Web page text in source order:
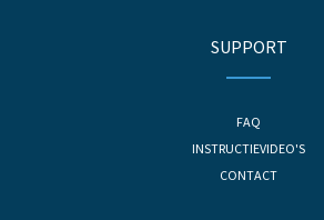
SUPPORT
FAQ
INSTRUCTIEVIDEO'S
CONTACT